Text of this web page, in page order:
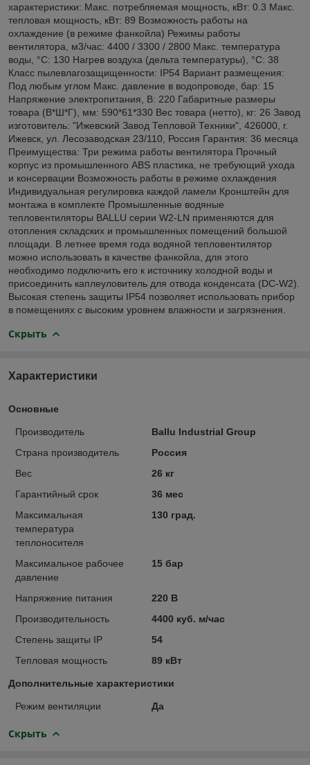
характеристики: Макс. потребляемая мощность, кВт: 0.3 Макс.
тепловая мощность, кВт: 89 Возможность работы на
охлаждение (в режиме фанкойла) Режимы работы
вентилятора, м3/час: 4400 / 3300 / 2800 Макс. температура
воды, °С: 130 Нагрев воздуха (дельта температуры), °С: 38
Класс пылевлагозащищенности: IP54 Вариант размещения:
Под любым углом Макс. давление в водопроводе, бар: 15
Напряжение электропитания, В: 220 Габаритные размеры
товара (В*Ш*Г), мм: 590*61*330 Вес товара (нетто), кг: 26 Завод
изготовитель: "Ижевский Завод Тепловой Техники", 426000, г.
Ижевск, ул. Лесозаводская 23/110, Россия Гарантия: 36 месяца
Преимущества: Три режима работы вентилятора Прочный
корпус из промышленного ABS пластика, не требующий ухода
и консервации Возможность работы в режиме охлаждения
Индивидуальная регулировка каждой ламели Кронштейн для
монтажа в комплекте Промышленные водяные
тепловентиляторы BALLU серии W2-LN применяются для
отопления складских и промышленных помещений большой
площади. В летнее время года водяной тепловентилятор
можно использовать в качестве фанкойла, для этого
необходимо подключить его к источнику холодной воды и
присоединить каплеуловитель для отвода конденсата (DC-W2).
Высокая степень защиты IP54 позволяет использовать прибор
в помещениях с высоким уровнем влажности и загрязнения.
Скрыть
Характеристики
Основные
Производитель
Ballu Industrial Group
Страна производитель
Россия
Вес
26 кг
Гарантийный срок
36 мес
Максимальная
температура
теплоносителя
130 град.
Максимальное рабочее
давление
15 бар
Напряжение питания
220 В
Производительность
4400 куб. м/час
Степень защиты IP
54
Тепловая мощность
89 кВт
Дополнительные характеристики
Режим вентиляции Да
Скрыть